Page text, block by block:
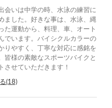
会いは中学の時、水泳の練習に
ました。好きな事は、水泳、縄
た運動から、料理、車、オート
でいます。バイシクルカラーの
りやすく、丁寧な対応に感銘を
皆様の素敵なスポーツバイクと
させていただきます！
(18)